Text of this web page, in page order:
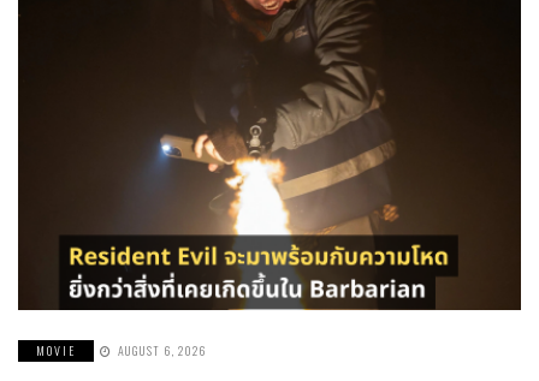
MOVIE AUGUST 6, 2026